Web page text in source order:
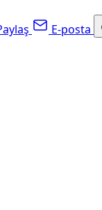
E-posta